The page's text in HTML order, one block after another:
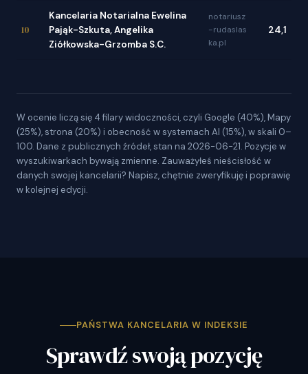
10
Kancelaria Notarialna Ewelina
Pająk-Szkuta, Angelika
Ziółkowska-Grzomba S.C.
notariusz
-rudaslas
ka.pl
24,1
W ocenie liczą się 4 filary widoczności, czyli Google (40%), Mapy
(25%), strona (20%) i obecność w systemach AI (15%), w skali 0–
100. Dane z publicznych źródeł, stan na 2026-06-21. Pozycje w
wyszukiwarkach bywają zmienne. Zauważyłeś nieścisłość w
danych swojej kancelarii? Napisz, chętnie zweryfikuję i poprawię
w kolejnej edycji.
PAŃSTWA KANCELARIA W INDEKSIE
Sprawdź swoją pozycję